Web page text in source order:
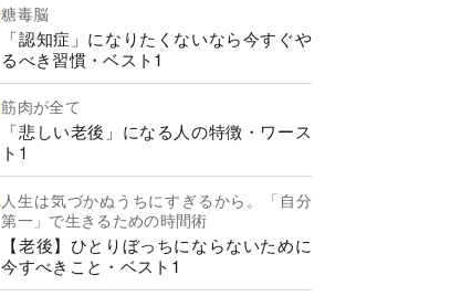
糖毒脳
「認知症」になりたくないなら今すぐや
るべき習慣・ベスト1
筋肉が全て
「悲しい老後」になる人の特徴・ワース
ト1
人生は気づかぬうちにすぎるから。「自分
第一」で生きるための時間術
【老後】ひとりぼっちにならないために
今すべきこと・ベスト1